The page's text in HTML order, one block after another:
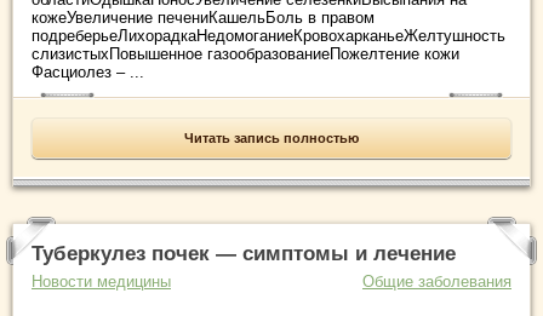
кожеУвеличение печениКашельБоль в правом
подреберьеЛихорадкаНедомоганиеКровохарканьеЖелтушность
слизистыхПовышенное газообразованиеПожелтение кожи
Фасциолез – ...
Читать запись полностью
Туберкулез почек — симптомы и лечение
Новости медицины Общие заболевания